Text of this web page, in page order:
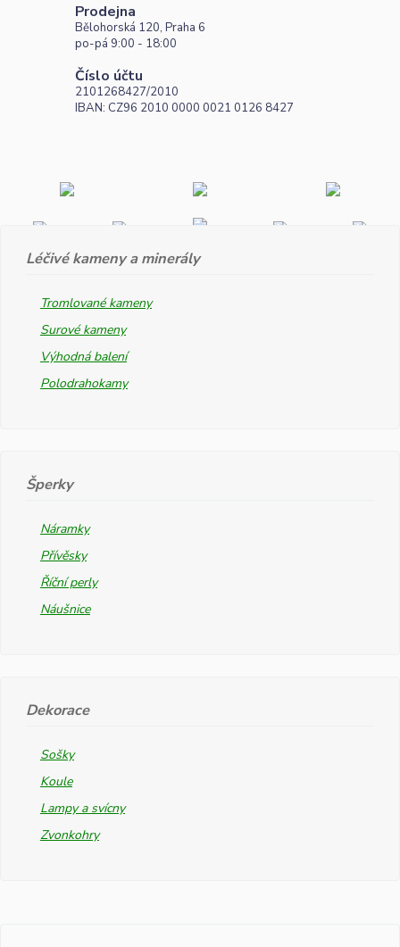
Prodejna
Bělohorská 120, Praha 6
po-pá 9:00 - 18:00
Číslo účtu
2101268427/2010
IBAN: CZ96 2010 0000 0021 0126 8427
Léčivé kameny a minerály
Tromlované kameny
Surové kameny
Výhodná balení
Polodrahokamy
Šperky
Náramky
Přívěsky
Říční perly
Náušnice
Dekorace
Sošky
Koule
Lampy a svícny
Zvonkohry